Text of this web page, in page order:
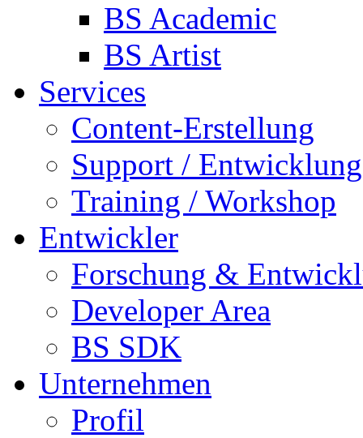
BS Academic
BS Artist
Services
Content-Erstellung
Support / Entwicklung
Training / Workshop
Entwickler
Forschung &
Developer Area
BS SDK
Unternehmen
Profil